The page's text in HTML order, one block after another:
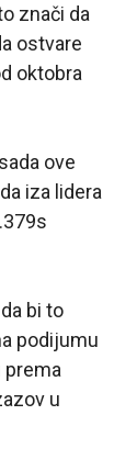
znači da
ostvare
oktobra
ove
iza lidera
bi to
podijumu
prema
u